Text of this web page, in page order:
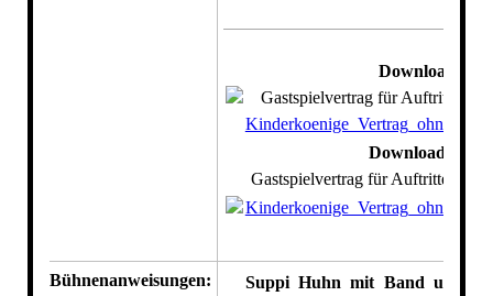
Download
Gastspielvertrag für Auftritte
Download
Gastspielvertrag für Auftritte ohne
Bühnenanweisungen:
Suppi Huhn mit Band und